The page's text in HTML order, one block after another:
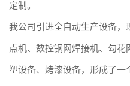
定制。
我公司引进全自动生产设备
点机、数控钢网焊接机、勾
塑设备、烤漆设备，形成了一